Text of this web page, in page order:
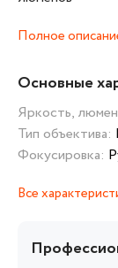
Полное
Основные
Яркость,
Тип объектива:
Фокусировка:
Все